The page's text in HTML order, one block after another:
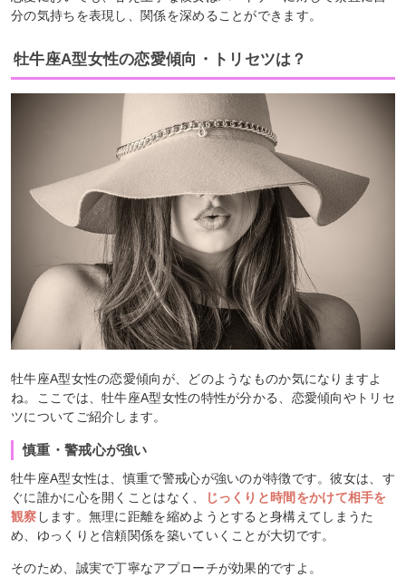
分の気持ちを表現し、関係を深めることができます。
牡牛座A型女性の恋愛傾向・トリセツは？
牡牛座A型女性の恋愛傾向が、どのようなものか気になりますよ
ね。ここでは、牡牛座A型女性の特性が分かる、恋愛傾向やトリセ
ツについてご紹介します。
慎重・警戒心が強い
牡牛座A型女性は、慎重で警戒心が強いのが特徴です。彼女は、す
ぐに誰かに心を開くことはなく、
じっくりと時間をかけて相手を
観察 します。無理に距離を縮めようとすると身構えてしまうた
め、ゆっくりと信頼関係を築いていくことが大切です。
そのため、誠実で丁寧なアプローチが効果的ですよ。